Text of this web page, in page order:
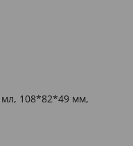
108*82*49 мм,